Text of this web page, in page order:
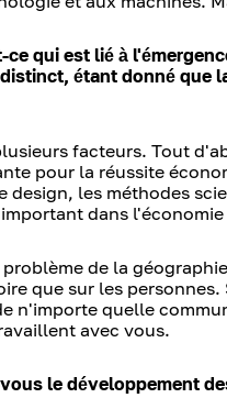
qui est lié à
étant donné que
facteurs. Tout
pour la réussite
design, les méthodes
dans
de la
que sur les
n'importe quelle
avec vous.
le développement